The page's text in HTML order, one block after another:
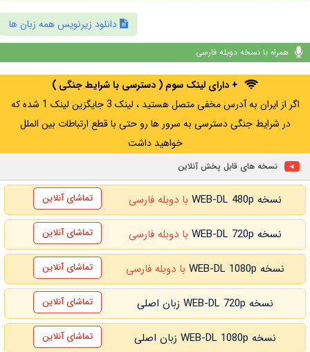
دانلود زیرنویس همه زبان ها
همراه با نسخه دوبله فارسی
+ دارای لینک سوم ( دسترسی با شرایط جنگی )
اگر از ایران به آدرس مخفی متصل هستید ، لینک 3 جایگزین لینک 1 شده که
در شرایط جنگی دسترسی به سرور ها رو حتی با قطع ارتباطات بین الملل
خواهید داشت
نسخه های قابل پخش آنلاین
نسخه WEB-DL 480p با دوبله فارسی تماشای آنلاین
نسخه WEB-DL 720p با دوبله فارسی تماشای آنلاین
نسخه WEB-DL 1080p با دوبله فارسی تماشای آنلاین
نسخه WEB-DL 720p زبان اصلی تماشای آنلاین
نسخه WEB-DL 1080p زبان اصلی تماشای آنلاین